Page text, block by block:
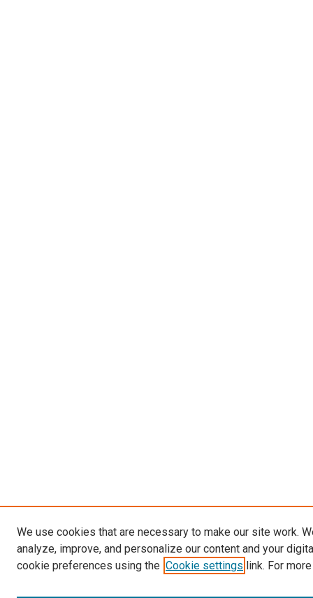
We use cookies that are necessary to make our site work.
analyze, improve, and personalize our content and your
cookie preferences using the Cookie settings link. For